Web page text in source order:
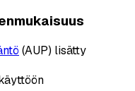
(AUP) lisätty